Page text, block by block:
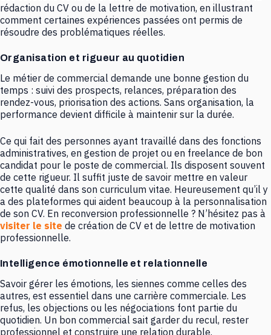
rédaction du CV ou de la lettre de motivation, en illustrant
comment certaines expériences passées ont permis de
résoudre des problématiques réelles.
Organisation et rigueur au quotidien
Le métier de commercial demande une bonne gestion du
temps : suivi des prospects, relances, préparation des
rendez-vous, priorisation des actions. Sans organisation, la
performance devient difficile à maintenir sur la durée.
Ce qui fait des personnes ayant travaillé dans des fonctions
administratives, en gestion de projet ou en freelance de bon
candidat pour le poste de commercial. Ils disposent souvent
de cette rigueur. Il suffit juste de savoir mettre en valeur
cette qualité dans son curriculum vitae. Heureusement qu’il y
a des plateformes qui aident beaucoup à la personnalisation
de son CV. En reconversion professionnelle ? N’hésitez pas à
visiter le site de création de CV et de lettre de motivation
professionnelle.
Intelligence émotionnelle et relationnelle
Savoir gérer les émotions, les siennes comme celles des
autres, est essentiel dans une carrière commerciale. Les
refus, les objections ou les négociations font partie du
quotidien. Un bon commercial sait garder du recul, rester
professionnel et construire une relation durable.